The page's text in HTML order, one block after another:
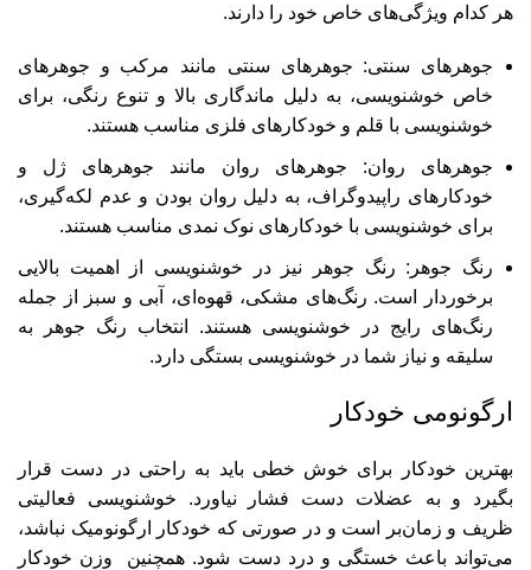
هر کدام ویژگی‌های خاص خود را دارند.
جوهرهای سنتی: جوهرهای سنتی مانند مرکب و جوهرهای
خاص خوشنویسی، به دلیل ماندگاری بالا و تنوع رنگی، برای
خوشنویسی با قلم و خودکارهای فلزی مناسب هستند.
جوهرهای روان: جوهرهای روان مانند جوهرهای ژل و
خودکارهای راپیدوگراف، به دلیل روان بودن و عدم لکه‌گیری،
برای خوشنویسی با خودکارهای نوک نمدی مناسب هستند.
رنگ جوهر: رنگ جوهر نیز در خوشنویسی از اهمیت بالایی
برخوردار است. رنگ‌های مشکی، قهوه‌ای، آبی و سبز از جمله
رنگ‌های رایج در خوشنویسی هستند. انتخاب رنگ جوهر به
سلیقه و نیاز شما در خوشنویسی بستگی دارد.
ارگونومی خودکار
بهترین خودکار برای خوش خطی باید به راحتی در دست قرار
بگیرد و به عضلات دست فشار نیاورد. خوشنویسی فعالیتی
ظریف و زمان‌بر است و در صورتی که خودکار ارگونومیک نباشد،
می‌تواند باعث خستگی و درد دست شود. همچنین وزن خودکار